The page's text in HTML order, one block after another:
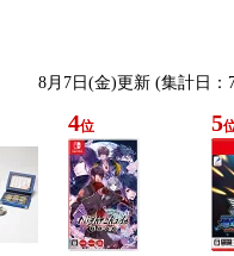
8月7日(金)更新 (集計日：
4位 5